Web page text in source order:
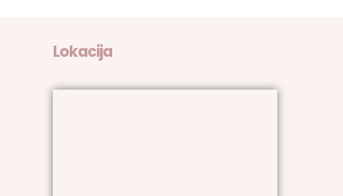
Lokacija